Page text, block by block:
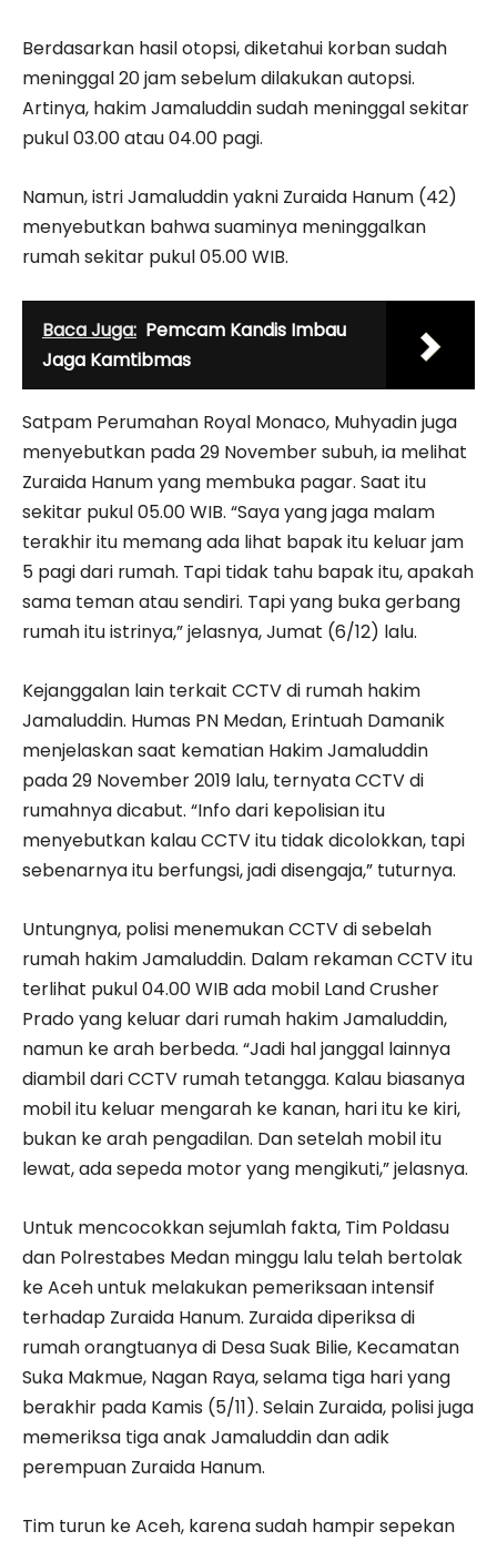
Berdasarkan hasil otopsi, diketahui korban sudah
meninggal 20 jam sebelum dilakukan autopsi.
Artinya, hakim Jamaluddin sudah meninggal sekitar
pukul 03.00 atau 04.00 pagi.
Namun, istri Jamaluddin yakni Zuraida Hanum (42)
menyebutkan bahwa suaminya meninggalkan
rumah sekitar pukul 05.00 WIB.
Baca Juga: Pemcam Kandis Imbau
Jaga Kamtibmas
Satpam Perumahan Royal Monaco, Muhyadin juga
menyebutkan pada 29 November subuh, ia melihat
Zuraida Hanum yang membuka pagar. Saat itu
sekitar pukul 05.00 WIB. “Saya yang jaga malam
terakhir itu memang ada lihat bapak itu keluar jam
5 pagi dari rumah. Tapi tidak tahu bapak itu, apakah
sama teman atau sendiri. Tapi yang buka gerbang
rumah itu istrinya,” jelasnya, Jumat (6/12) lalu.
Kejanggalan lain terkait CCTV di rumah hakim
Jamaluddin. Humas PN Medan, Erintuah Damanik
menjelaskan saat kematian Hakim Jamaluddin
pada 29 November 2019 lalu, ternyata CCTV di
rumahnya dicabut. “Info dari kepolisian itu
menyebutkan kalau CCTV itu tidak dicolokkan, tapi
sebenarnya itu berfungsi, jadi disengaja,” tuturnya.
Untungnya, polisi menemukan CCTV di sebelah
rumah hakim Jamaluddin. Dalam rekaman CCTV itu
terlihat pukul 04.00 WIB ada mobil Land Crusher
Prado yang keluar dari rumah hakim Jamaluddin,
namun ke arah berbeda. “Jadi hal janggal lainnya
diambil dari CCTV rumah tetangga. Kalau biasanya
mobil itu keluar mengarah ke kanan, hari itu ke kiri,
bukan ke arah pengadilan. Dan setelah mobil itu
lewat, ada sepeda motor yang mengikuti,” jelasnya.
Untuk mencocokkan sejumlah fakta, Tim Poldasu
dan Polrestabes Medan minggu lalu telah bertolak
ke Aceh untuk melakukan pemeriksaan intensif
terhadap Zuraida Hanum. Zuraida diperiksa di
rumah orangtuanya di Desa Suak Bilie, Kecamatan
Suka Makmue, Nagan Raya, selama tiga hari yang
berakhir pada Kamis (5/11). Selain Zuraida, polisi juga
memeriksa tiga anak Jamaluddin dan adik
perempuan Zuraida Hanum.
Tim turun ke Aceh, karena sudah hampir sepekan